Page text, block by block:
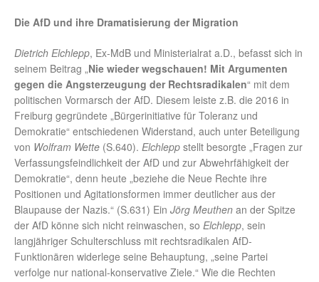
Die AfD und ihre Dramatisierung der Migration
Dietrich Elchlepp, Ex-MdB und Ministerialrat a.D., befasst sich in
seinem Beitrag „Nie wieder wegschauen! Mit Argumenten
gegen die Angsterzeugung der Rechtsradikalen“ mit dem
politischen Vormarsch der AfD. Diesem leiste z.B. die 2016 in
Freiburg gegründete „Bürgerinitiative für Toleranz und
Demokratie“ entschiedenen Widerstand, auch unter Beteiligung
von Wolfram Wette (S.640). Elchlepp stellt besorgte „Fragen zur
Verfassungsfeindlichkeit der AfD und zur Abwehrfähigkeit der
Demokratie“, denn heute „beziehe die Neue Rechte ihre
Positionen und Agitationsformen immer deutlicher aus der
Blaupause der Nazis.“ (S.631) Ein Jörg Meuthen an der Spitze
der AfD könne sich nicht reinwaschen, so Elchlepp, sein
langjähriger Schulterschluss mit rechtsradikalen AfD-
Funktionären widerlege seine Behauptung, „seine Partei
verfolge nur national-konservative Ziele.“ Wie die Rechten